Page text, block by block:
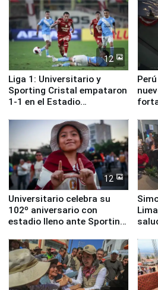
12
Liga 1: Universitario y
Sporting Cristal empataron
1-1 en el Estadio
12
Universitario celebra su
102º aniversario con
estadio lleno ante Sporting